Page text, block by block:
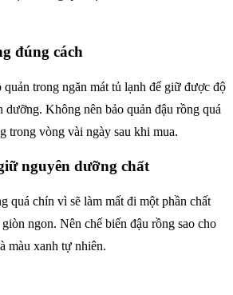
đúng cách
trong ngăn mát tủ lạnh để giữ được độ
Không nên bảo quản đậu rồng quá
trong vòng vài ngày sau khi mua.
nguyên dưỡng chất
quá chín vì sẽ làm mất đi một phần chất
ngon. Nên chế biến đậu rồng sao cho
màu xanh tự nhiên.